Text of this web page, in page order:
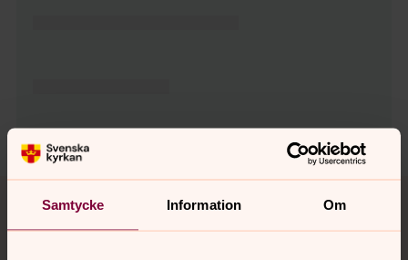
Samtycke Information Om
Tillbaka till toppen
Tillbaka till innehållet